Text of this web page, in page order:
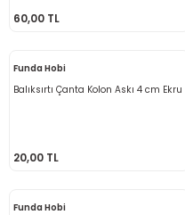
- Saç İpleri
MAKROME İPİ
Halkalar
60,00 TL
Funda Hobi
Balıksırtı Çanta Kolon Askı 4 cm Ekru
20,00 TL
Funda Hobi